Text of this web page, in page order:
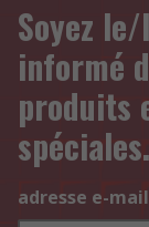
Soyez
informé
produits
spéciales.
adresse e-mail